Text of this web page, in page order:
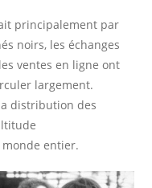
principalement par
noirs, les échanges
ventes en ligne ont
largement.
distribution des
entier.